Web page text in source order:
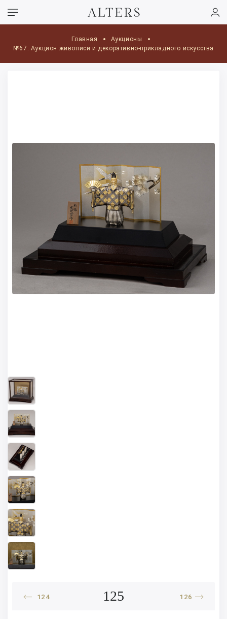
Главная
Аукционы
№67. Аукцион живописи и декоративно-прикладного искусства
124 125 126